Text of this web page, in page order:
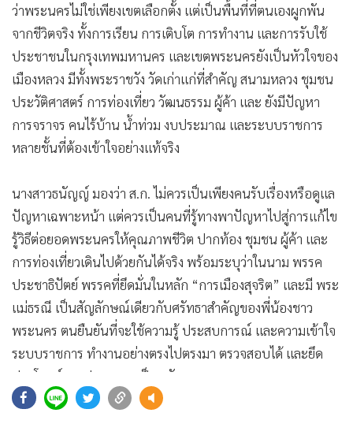
ว่าพระนครไม่ใช่เพียงเขตเลือกตั้ง แต่เป็นพื้นที่ที่ตนเองผูกพัน
จากชีวิตจริง ทั้งการเรียน การเติบโต การทำงาน และการรับใช้
ประชาชนในกรุงเทพมหานคร และเขตพระนครยังเป็นหัวใจของ
เมืองหลวง มีทั้งพระราชวัง วัดเก่าแก่ที่สำคัญ สนามหลวง ชุมชน
ประวัติศาสตร์ การท่องเที่ยว วัฒนธรรม ผู้ค้า และ ยังมีปัญหา
การจราจร คนไร้บ้าน น้ำท่วม งบประมาณ และระบบราชการ
หลายชั้นที่ต้องเข้าใจอย่างแท้จริง
นางสาวธนัญญ์ มองว่า ส.ก. ไม่ควรเป็นเพียงคนรับเรื่องหรือดูแล
ปัญหาเฉพาะหน้า แต่ควรเป็นคนที่รู้ทางพาปัญหาไปสู่การแก้ไข
รู้วิธีต่อยอดพระนครให้คุณภาพชีวิต ปากท้อง ชุมชน ผู้ค้า และ
การท่องเที่ยวเดินไปด้วยกันได้จริง พร้อมระบุว่าในนาม พรรค
ประชาธิปัตย์ พรรคที่ยึดมั่นในหลัก “การเมืองสุจริต” และมี พระ
แม่ธรณี เป็นสัญลักษณ์เดียวกับศรัทธาสำคัญของพี่น้องชาว
พระนคร ตนยืนยันที่จะใช้ความรู้ ประสบการณ์ และความเข้าใจ
ระบบราชการ ทำงานอย่างตรงไปตรงมา ตรวจสอบได้ และยึด
ประโยชน์ของประชาชนเป็นหลัก